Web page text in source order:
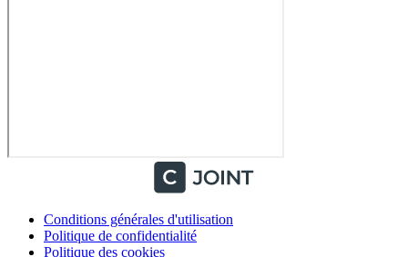
Conditions générales d'utilisation
Politique de confidentialité
Politique des cookies